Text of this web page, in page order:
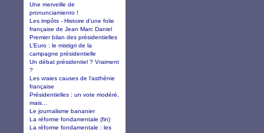
Une merveille de
pronunciamiento !
Les impôts - Histoire d'une folie
française de Jean Marc Daniel
Premier bilan des présidentielles
L’Euro : le mistigri de la
campagne présidentielle
Un débat présidentiel ? Vraiment
?
Les vraies causes de l'asthénie
française
Présidentielles : un vote modéré,
mais...
Le journalisme bananier
La réforme fondamentale (fin)
La réforme fondamentale : les